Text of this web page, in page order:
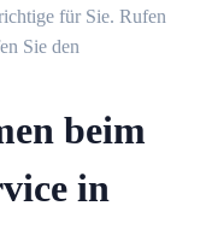
für Sie. Rufen
Sie den
beim
in